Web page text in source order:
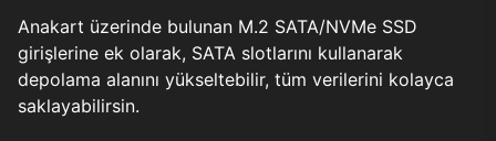
Anakart üzerinde bulunan M.2 SATA/NVMe SSD
girişlerine ek olarak, SATA slotlarını kullanarak
depolama alanını yükseltebilir, tüm verilerini kolayca
saklayabilirsin.